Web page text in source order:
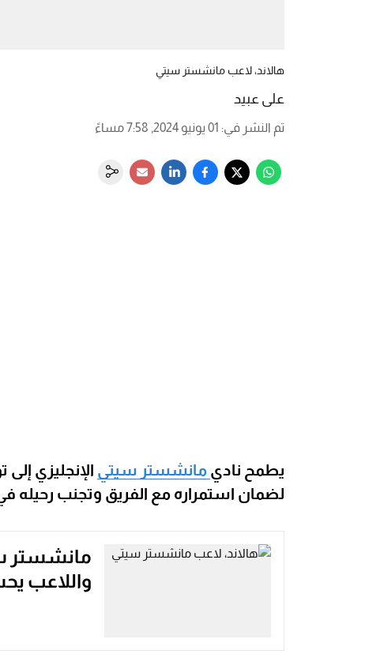
هالاند، لاعب مانشستر سيتي
تم النشر في: 01 يونيو 2024, 7:58 مساءً
يطمح نادي مانشستر سيتي الإنجليزي
لضمان استمراره مع الفريق وتجنب رحيله
مانشستر
واللاعب